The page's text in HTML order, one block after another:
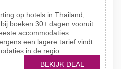
op hotels in Thailand,
boeken 30+ dagen vooruit.
accommodaties.
een lagere tarief vindt.
in de regio.
BEKIJK DEAL